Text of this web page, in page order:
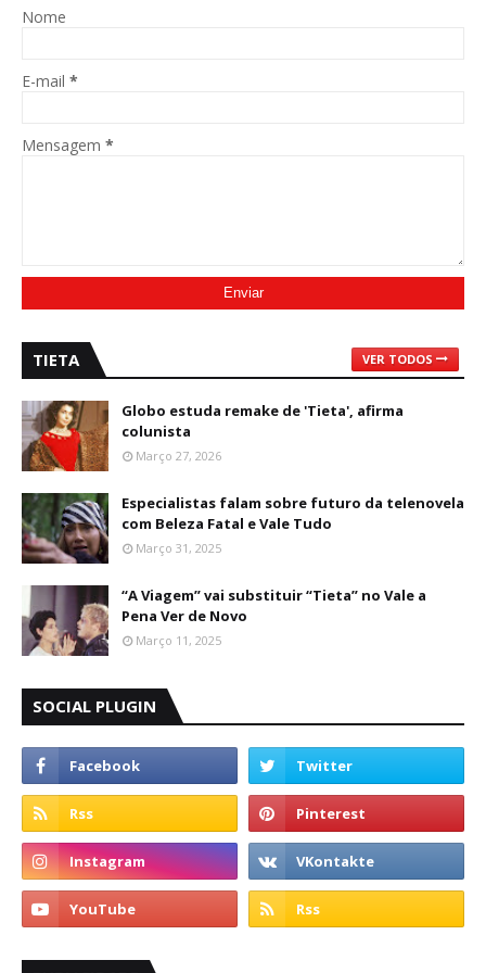
Nome
E-mail *
Mensagem *
TIETA VER TODOS
Globo estuda remake de 'Tieta', afirma
colunista
Março 27, 2026
Especialistas falam sobre futuro da telenovela
com Beleza Fatal e Vale Tudo
Março 31, 2025
“A Viagem” vai substituir “Tieta” no Vale a
Pena Ver de Novo
Março 11, 2025
SOCIAL PLUGIN